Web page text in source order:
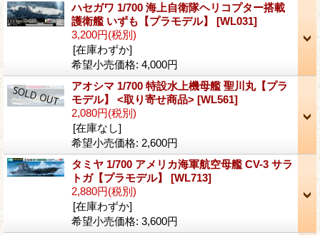
ハセガワ 1/700 海上自衛隊ヘリコプター搭載
護衛艦 いずも【プラモデル】 [WL031]
3,200円(税別)
[在庫わずか]
希望小売価格: 4,000円
アオシマ 1/700 特設水上機母艦 聖川丸【プラ
モデル】 <取り寄せ商品> [WL561]
2,080円(税別)
[在庫なし]
希望小売価格: 2,600円
タミヤ 1/700 アメリカ海軍航空母艦 CV-3 サラ
トガ【プラモデル】 [WL713]
2,880円(税別)
[在庫わずか]
希望小売価格: 3,600円